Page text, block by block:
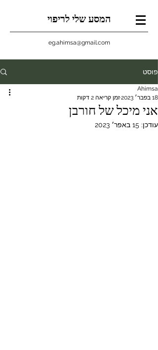
המסע שלי לריפוי
eg.ahimsa@gmail.com
פוסט
אני מיכל של חורבן
Ahimsa
18 בפבר׳ 2023
זמן קריאה 2 דקות
עודכן: 15 באפר׳ 2023